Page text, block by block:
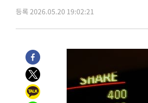
례 큰 폭발음
-3387초 전 >[속보]美, 폴리실리콘 수입 규제
효
-1538초 전 >[속보]트럼프, 美 원정출산 금지
-31613초 전 >
병태 후임
-27971초 전 >
[속보]국힘 윤리위, '돌려차기
-23296초 전 >
[속보] 7월 중국 수출
25.3%↑
-20456초 전 >
[속보]'채상병 순직 책임' 임성
등록 2026.05.20 19:02:21